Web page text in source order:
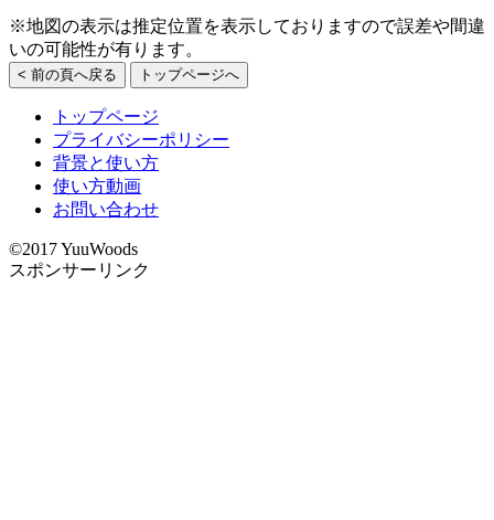
※地図の表示は推定位置を表示しておりますので誤差や間違
いの可能性が有ります。
< 前の頁へ戻る トップページへ
トップページ
プライバシーポリシー
背景と使い方
使い方動画
お問い合わせ
©2017 YuuWoods
スポンサーリンク